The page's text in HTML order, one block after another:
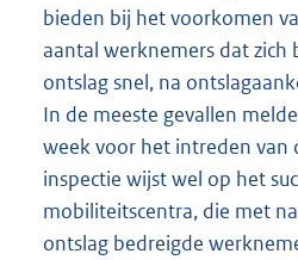
bieden bij het voorkomen
aantal werknemers dat zich
ontslag snel, na
In de meeste gevallen
week voor het intreden van
inspectie wijst wel op het
mobiliteitscentra, die met
ontslag bedreigde